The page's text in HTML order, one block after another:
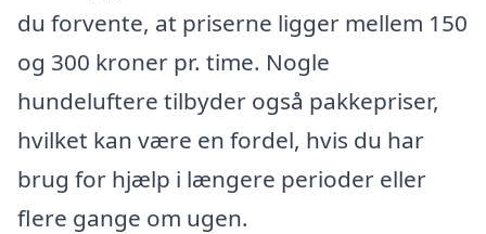
du forvente, at priserne ligger mellem 150
og 300 kroner pr. time. Nogle
hundeluftere tilbyder også pakkepriser,
hvilket kan være en fordel, hvis du har
brug for hjælp i længere perioder eller
flere gange om ugen.